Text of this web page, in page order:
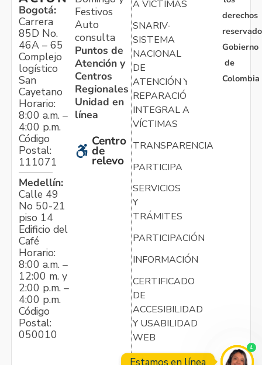
Bogotá:
Carrera
85D No.
46A – 65
Complejo
logístico
San
Cayetano
Horario:
8:00 a.m. –
4:00 p.m.
Código
Postal:
111071
Medellín:
Calle 49
No 50-21
piso 14
Edificio del
Café
Horario:
8:00 a.m. –
12:00 m. y
2:00 p.m. –
4:00 p.m.
Código
Postal:
050010
Festivos
Auto
consulta
Puntos de
Atención y
Centros
Regionales
Unidad en
línea
Centro
de
relevo
A VÍCTIMAS
SNARIV-
SISTEMA
NACIONAL
DE
ATENCIÓN Y
REPARACIÓN
INTEGRAL A
VÍCTIMAS
TRANSPARENCIA
PARTICIPA
SERVICIOS
Y
TRÁMITES
PARTICIPACIÓN
INFORMACIÓN
CERTIFICADO
DE
ACCESIBILIDAD
Y USABILIDAD
WEB
derechos
Gobierno
de
Colombia
Estamos en línea
4